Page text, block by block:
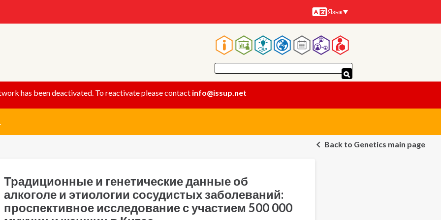
Языки
Язык
Основная
навигация
has been deactivated. To reactivate please contact info@issup.net
Back to Genetics main page
Традиционные и генетические данные об
алкоголе и этиологии сосудистых заболеваний:
проспективное исследование с участием 500 000